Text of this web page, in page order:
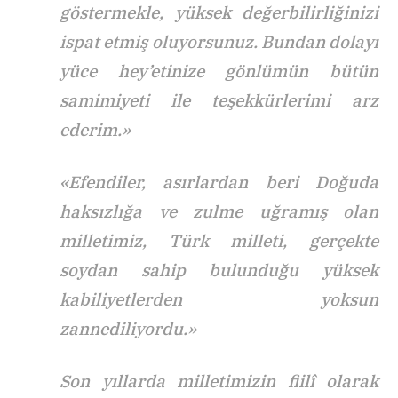
göstermekle, yüksek değerbilirliğinizi
ispat etmiş oluyorsunuz. Bundan dolayı
yüce hey’etinize gönlümün bütün
samimiyeti ile teşekkürlerimi arz
ederim.»
«Efendiler, asırlardan beri Doğuda
haksızlığa ve zulme uğramış olan
milletimiz, Türk milleti, gerçekte
soydan sahip bulunduğu yüksek
kabiliyetlerden yoksun
zannediliyordu.»
Son yıllarda milletimizin fiilî olarak